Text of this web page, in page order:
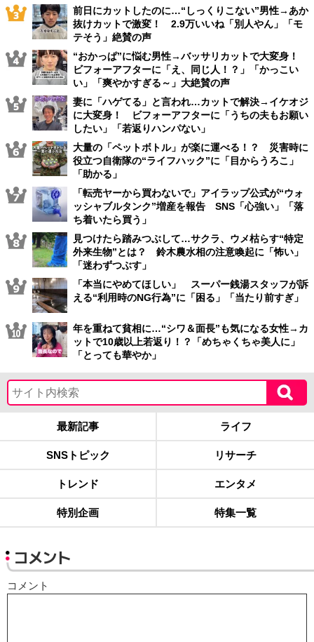
前日にカットしたのに…“しっくりこない”男性→あか
抜けカットで激変！ 2.9万いいね「別人やん」「モ
テそう」絶賛の声
“おかっぱ”に悩む男性→バッサリカットで大変身！
ビフォーアフターに「え、同じ人！？」「かっこい
い」「爽やかすぎる～」大絶賛の声
妻に「ハゲてる」と言われ…カットで解決→イケオジ
に大変身！ ビフォーアフターに「うちの夫もお願い
したい」「若返りハンパない」
大量の「ペットボトル」が楽に運べる！？ 災害時に
役立つ自衛隊の“ライフハック”に「目からうろこ」
「助かる」
「転売ヤーから買わないで」アイラップ公式が“ウォ
ッシャブルタンク”増産を報告 SNS「心強い」「落
ち着いたら買う」
見つけたら踏みつぶして…サクラ、ウメ枯らす“特定
外来生物”とは？ 鈴木農水相の注意喚起に「怖い」
「迷わずつぶす」
「本当にやめてほしい」 スーパー銭湯スタッフが訴
える“利用時のNG行為”に「困る」「当たり前すぎ」
年を重ねて貧相に…“シワ＆面長”も気になる女性→カ
ットで10歳以上若返り！？「めちゃくちゃ美人に」
「とっても華やか」
最新記事 ライフ
SNSトピック リサーチ
トレンド エンタメ
特別企画 特集一覧
コメント
コメント